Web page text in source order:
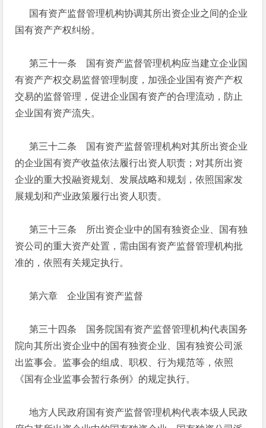
国有资产监督管理机构协调其所出资企业之间的企业
国有资产产权纠纷。
第三十一条 国有资产监督管理机构应当建立企业国
有资产产权交易监督管理制度，加强企业国有资产产权
交易的监督管理，促进企业国有资产的合理流动，防止
企业国有资产流失。
第三十二条 国有资产监督管理机构对其所出资企业
的企业国有资产收益依法履行出资人职责；对其所出资
企业的重大投融资规划、发展战略和规划，依照国家发
展规划和产业政策履行出资人职责。
第三十三条 所出资企业中的国有独资企业、国有独
资公司的重大资产处置，需由国有资产监督管理机构批
准的，依照有关规定执行。
第六章 企业国有资产监督
第三十四条 国务院国有资产监督管理机构代表国务
院向其所出资企业中的国有独资企业、国有独资公司派
出监事会。监事会的组成、职权、行为规范等，依照
《国有企业监事会暂行条例》的规定执行。
地方人民政府国有资产监督管理机构代表本级人民政